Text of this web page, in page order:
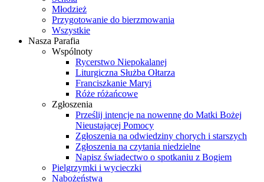
Młodzież
Przygotowanie do bierzmowania
Wszystkie
Nasza Parafia
Wspólnoty
Rycerstwo Niepokalanej
Liturgiczna Służba Ołtarza
Franciszkanie Maryi
Róże różańcowe
Zgłoszenia
Prześlij intencje na nowennę do Matki Bożej
Nieustającej Pomocy
Zgłoszenia na odwiedziny chorych i starszych
Zgłoszenia na czytania niedzielne
Napisz świadectwo o spotkaniu z Bogiem
Pielgrzymki i wycieczki
Nabożeństwa